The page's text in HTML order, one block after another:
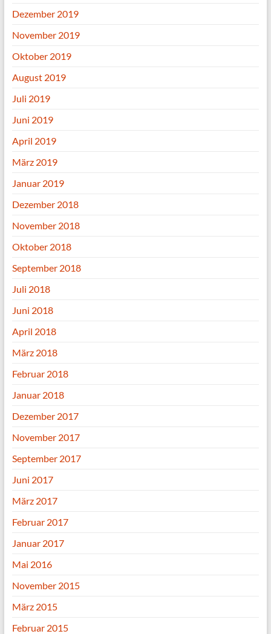
Dezember 2019
November 2019
Oktober 2019
August 2019
Juli 2019
Juni 2019
April 2019
März 2019
Januar 2019
Dezember 2018
November 2018
Oktober 2018
September 2018
Juli 2018
Juni 2018
April 2018
März 2018
Februar 2018
Januar 2018
Dezember 2017
November 2017
September 2017
Juni 2017
März 2017
Februar 2017
Januar 2017
Mai 2016
November 2015
März 2015
Februar 2015